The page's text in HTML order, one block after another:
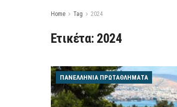
Home Tag 2024
Ετικέτα: 2024
ΠΑΝΕΛΛΉΝΙΑ ΠΡΩΤΑΘΛΉΜΑΤΑ